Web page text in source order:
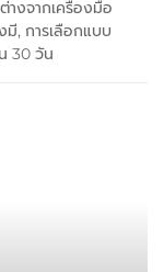
างจากเครื่องมือ
, การเลือกแบบ
30 วัน